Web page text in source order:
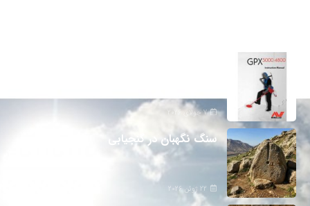
7 جولای 2026
سنگ نگهبان در گنجیابی
22 ژوئن 2026